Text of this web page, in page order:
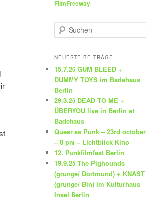
u
h
n
NEUESTE BEITRÄGE
15.7.26 GUM BLEED +
DUMMY TOYS im Badehaus
Berlin
29.3.26 DEAD TO ME +
ÜBERYOU live in Berlin at
Badehaus
Queer as Punk – 23rd october
– 8 pm – Lichtblick Kino
12. Punkfilmfest Berlin
19.9.25 The Pighounds
(grunge/ Dortmund) + KNAST
(grunge/ Bln) im Kulturhaus
Insel Berlin